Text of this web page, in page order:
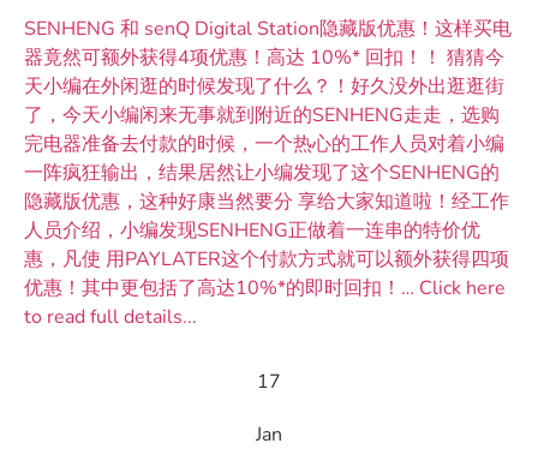
SENHENG 和 senQ Digital Station隐藏版优惠！这样买电
器竟然可额外获得4项优惠！高达 10%* 回扣！！ 猜猜今
天小编在外闲逛的时候发现了什么？！好久没外出逛逛街
了，今天小编闲来无事就到附近的SENHENG走走，选购
完电器准备去付款的时候，一个热心的工作人员对着小编
一阵疯狂输出，结果居然让小编发现了这个SENHENG的
隐藏版优惠，这种好康当然要分 享给大家知道啦！经工作
人员介绍，小编发现SENHENG正做着一连串的特价优
惠，凡使 用PAYLATER这个付款方式就可以额外获得四项
优惠！其中更包括了高达10%*的即时回扣！… Click here
to read full details...
17
Jan